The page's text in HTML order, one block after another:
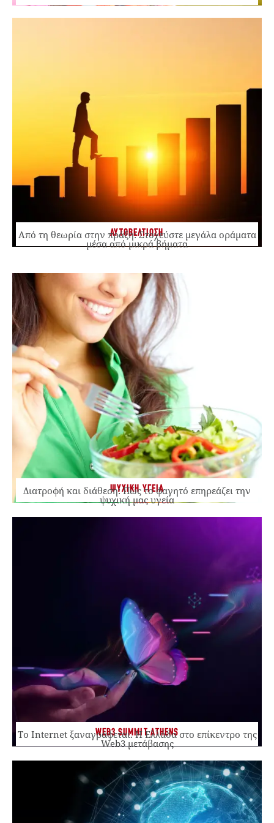
ΑΥΤΟΒΕΛΤΙΩΣΗ
Από τη θεωρία στην πράξη: Στοχεύστε μεγάλα οράματα
μέσα από μικρά βήματα
ΨΥΧΙΚΗ ΥΓΕΙΑ
Διατροφή και διάθεση: Πώς το φαγητό επηρεάζει την
ψυχική μας υγεία
WEB3 SUMMIT ATHENS
Το Internet ξαναγράφεται. Η Ελλάδα στο επίκεντρο της
Web3 μετάβασης